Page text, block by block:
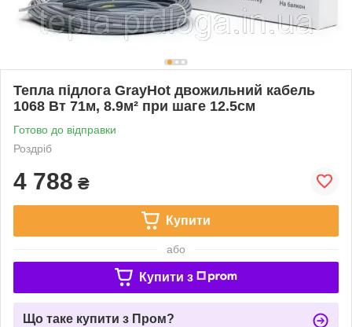
Тепла підлога GrayHot двожильний кабель
1068 Вт 71м, 8.9м² при шаге 12.5см
Готово до відправки
Роздріб
4 788 ₴
Купити
або
Купити з
Що таке купити з Пром?